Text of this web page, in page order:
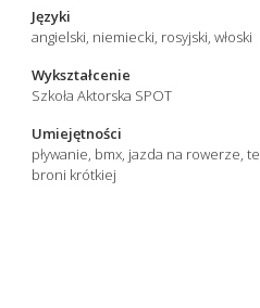
Języki
angielski, niemiecki, rosyjski, włoski
Wykształcenie
Szkoła Aktorska SPOT
Umiejętności
pływanie, bmx, jazda na rowerze,
broni krótkiej